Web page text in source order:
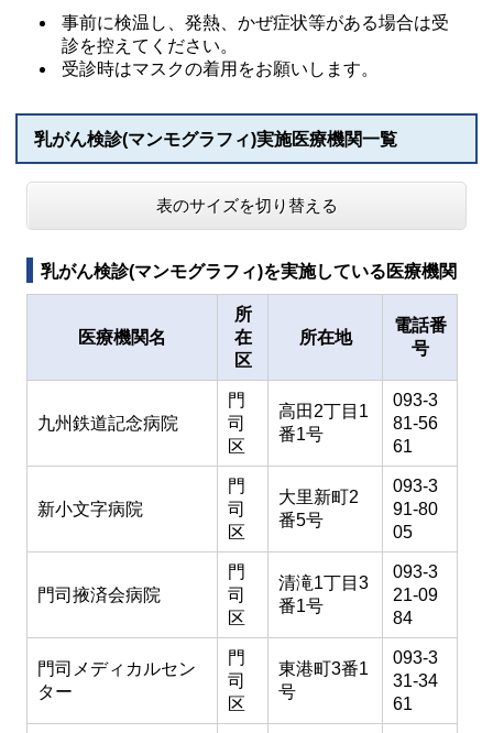
事前に検温し、発熱、かぜ症状等がある場合は受
診を控えてください。
受診時はマスクの着用をお願いします。
乳がん検診(マンモグラフィ)実施医療機関一覧
表のサイズを切り替える
乳がん検診(マンモグラフィ)を実施している医療機関
医療機関名
所
在
区
所在地
電話番
号
九州鉄道記念病院
門
司
区
高田2丁目1
番1号
093-3
81-56
61
新小文字病院
門
司
区
大里新町2
番5号
093-3
91-80
05
門司掖済会病院
門
司
区
清滝1丁目3
番1号
093-3
21-09
84
門司メディカルセン
ター
門
司
区
東港町3番1
号
093-3
31-34
61